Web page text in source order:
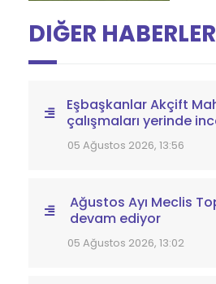
DIĞER HABERLER
Eşbaşkanlar Akçift
çalışmaları yerinde
05 Ağustos 2026, 13:56
Ağustos Ayı Meclis
devam ediyor
05 Ağustos 2026, 13:02